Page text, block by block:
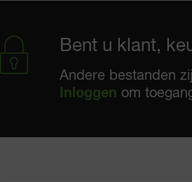
Bent u klant,
Andere bestanden
Inloggen om